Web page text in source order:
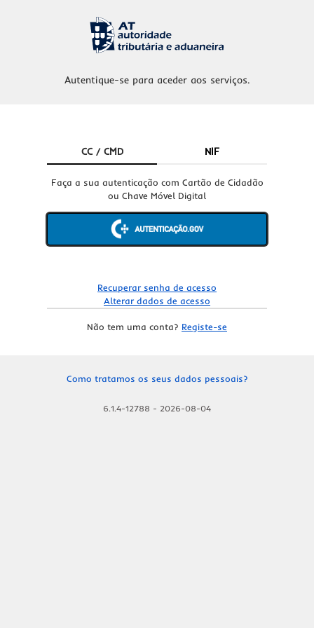
Autentique-se para aceder aos serviços.
CC / CMD NIF
Faça a sua autenticação com Cartão de Cidadão
ou Chave Móvel Digital
Recuperar senha de acesso
Alterar dados de acesso
Não tem uma conta? Registe-se
Como tratamos os seus dados pessoais?
6.1.4-12788 - 2026-08-04